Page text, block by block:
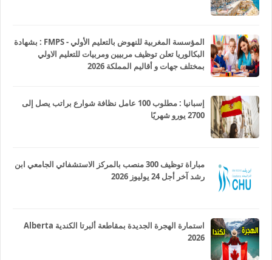
المؤسسة المغربية للنهوض بالتعليم الأولي - FMPS : بشهادة
البكالوريا تعلن توظيف مربيين ومربيات للتعليم الاولي
بمختلف جهات و أقاليم المملكة 2026
إسبانيا : مطلوب 100 عامل نظافة شوارع براتب يصل إلى
2700 يورو شهريًا
مباراة توظيف 300 منصب بالمركز الاستشفائي الجامعي ابن
رشد آخر أجل 24 يوليوز 2026
استمارة الهجرة الجديدة بمقاطعة ألبرتا الكندية Alberta
2026